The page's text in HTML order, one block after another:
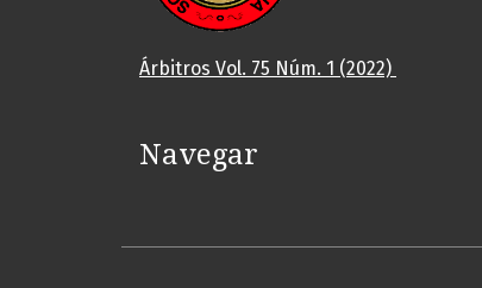
Árbitros Vol. 75 Núm. 1 (2022)
Navegar